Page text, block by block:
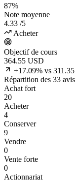
87%
Note moyenne
4.33 /5
Acheter
Objectif de cours
364.55 USD
+17.09% vs
Répartition des 33 avis
Achat fort
20
Acheter
4
Conserver
9
Vendre
0
Vente forte
0
Actionnariat